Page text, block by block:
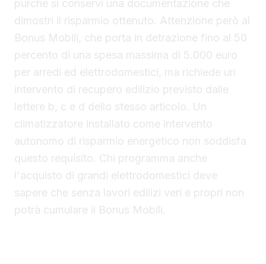
purché si conservi una documentazione che
dimostri il risparmio ottenuto. Attenzione però al
Bonus Mobili, che porta in detrazione fino al 50
percento di una spesa massima di 5.000 euro
per arredi ed elettrodomestici, ma richiede un
intervento di recupero edilizio previsto dalle
lettere b, c e d dello stesso articolo. Un
climatizzatore installato come intervento
autonomo di risparmio energetico non soddisfa
questo requisito. Chi programma anche
l'acquisto di grandi elettrodomestici deve
sapere che senza lavori edilizi veri e propri non
potrà cumulare il Bonus Mobili.